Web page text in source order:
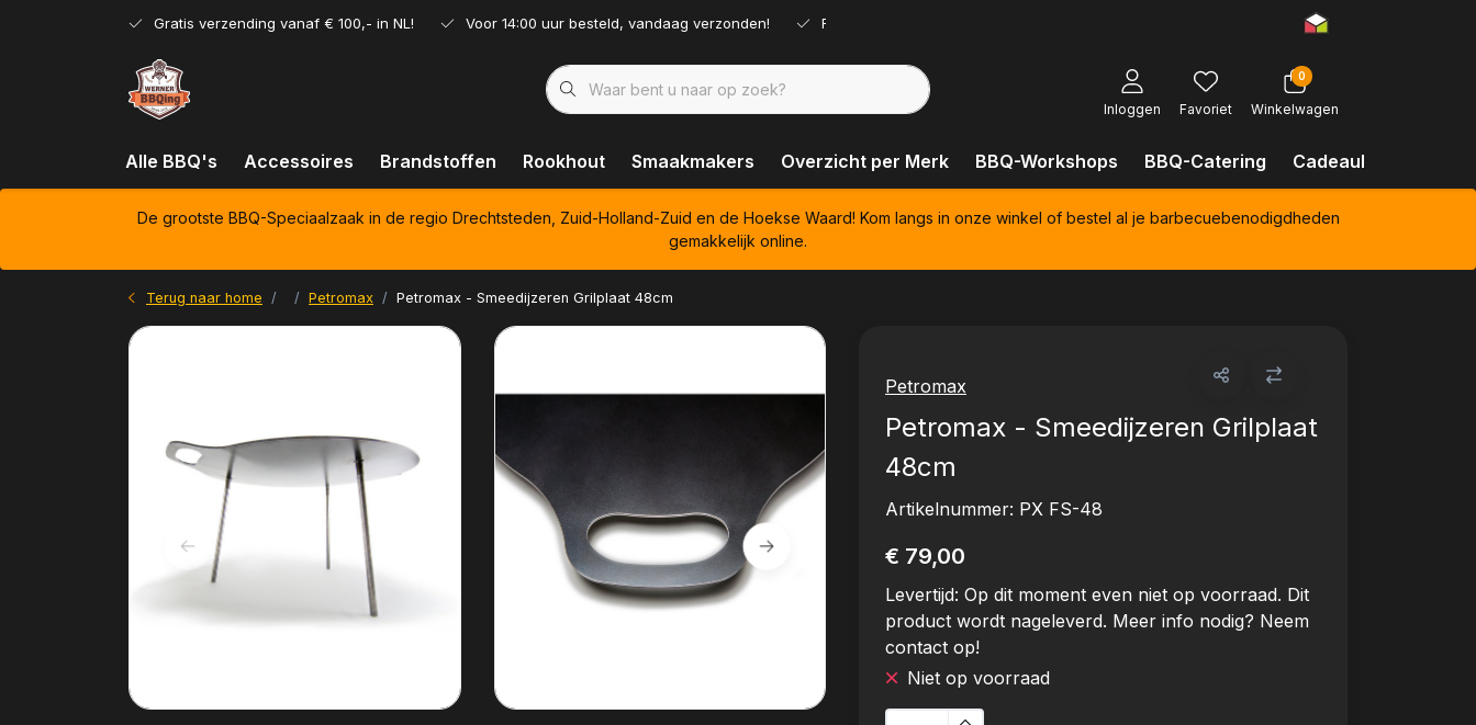
Gratis verzending vanaf € 100,- in NL! Voor 14:00 uur besteld, vandaag verzonden! Ruim assortiment!
Inloggen Favoriet
0
Winkelwagen
Alle BBQ's Accessoires Brandstoffen Rookhout Smaakmakers Overzicht per Merk BBQ-Workshops BBQ-Catering Cadeaubonnen
De grootste BBQ-Speciaalzaak in de regio Drechtsteden, Zuid-Holland-Zuid en de Hoekse Waard! Kom langs in onze winkel of bestel al je barbecuebenodigdheden
gemakkelijk online.
Terug naar home Petromax Petromax - Smeedijzeren Grilplaat 48cm
Petromax
Petromax - Smeedijzeren Grilplaat
48cm
Artikelnummer: PX FS-48
€ 79,00
Levertijd: Op dit moment even niet op voorraad. Dit
product wordt nageleverd. Meer info nodig? Neem
contact op!
Niet op voorraad